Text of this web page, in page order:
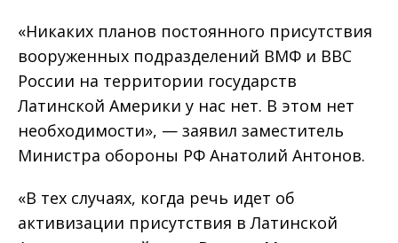
«Никаких планов постоянного присутствия
вооруженных подразделений ВМФ и ВВС
России на территории государств
Латинской Америки у нас нет. В этом нет
необходимости», — заявил заместитель
Министра обороны РФ Анатолий Антонов.
«В тех случаях, когда речь идет об
активизации присутствия в Латинской